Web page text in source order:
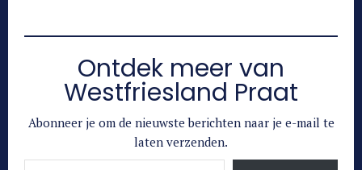
Ontdek meer van
Westfriesland Praat
Abonneer je om de nieuwste berichten naar je e-mail te
laten verzenden.
Typ je e-mail...